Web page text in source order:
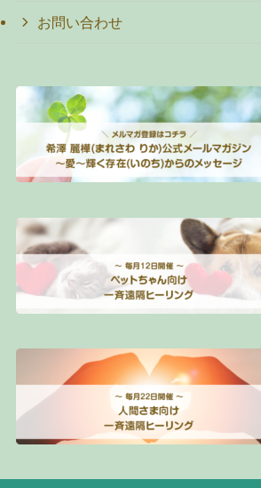
お問い合わせ